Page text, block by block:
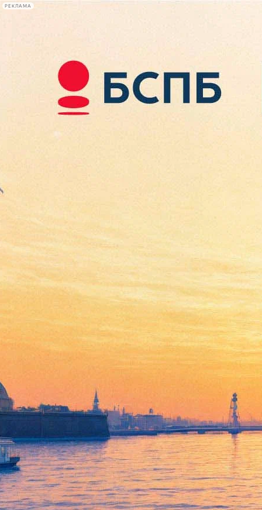
РЕКЛАМА
Сегодня:
2026.08.09
18:46
Афиша Plus
Zero People наведут на сцене
мрачную «Красоту»